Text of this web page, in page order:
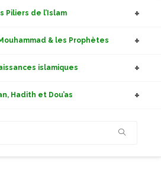
Piliers de l’Islam
& les Prophètes
islamiques
Hadith et Dou’as